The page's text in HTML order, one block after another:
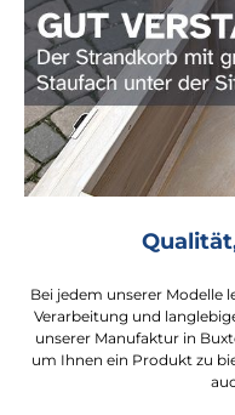
Bei jedem unserer Modelle
Verarbeitung und
unserer Manufaktur in
um Ihnen ein Produkt zu